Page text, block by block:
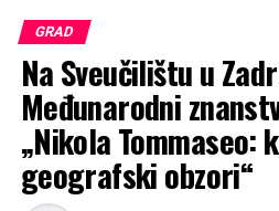
„Ponosni smo na naše mlade
iznimnu borbenost i predanost.
njihovog truda i zalaganja, kao i
Ogromne čestitke i zahvale
Atletskom klubu Dubrovnik, na
cjelokupnog natjecanja te
Dubrovniku se uvijek osjećamo
GRAD
Na Sveučilištu u
Međunarodni
„Nikola Tommaseo:
geografski obzori“